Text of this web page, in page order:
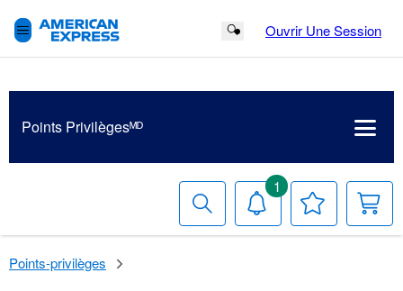
Search ButtonOuvrir Une Session
Points Privilègesᴹᴰ
RechercheAvis
1
Votre
de
Points-privilèges